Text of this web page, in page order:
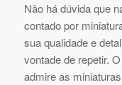
Não há dúvida que
contado por
sua qualidade e
vontade de repetir.
admire as